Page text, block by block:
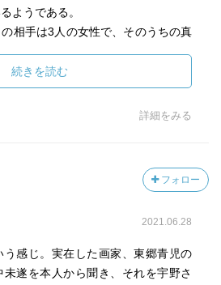
ようである。
相手は3人の女性で、そのうちの真
するのだがこの人のフレンドリーな
かい家庭生活をイメージさせて主
林芙美子の作品よりも）淡泊なの
情であったか」と納得させられる
にフラフラと揺れるような心理が
は奇妙なまでの読みやすさで波乱
楽しめ、さらに作家の淡々とした描
続きを読む
詳細をみる
フォロー
2021.06.28
う感じ。実在した画家、東郷青児の
遂を本人から聞き、それを宇野さ